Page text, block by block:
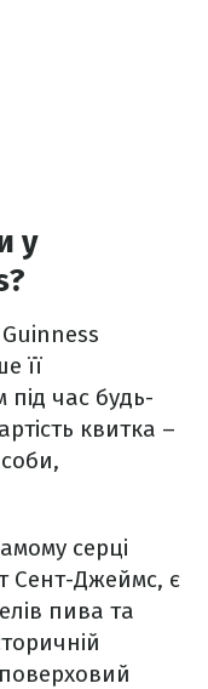
у
її
під час будь-
квитка –
серці
Сент-Джеймс, є
пива та